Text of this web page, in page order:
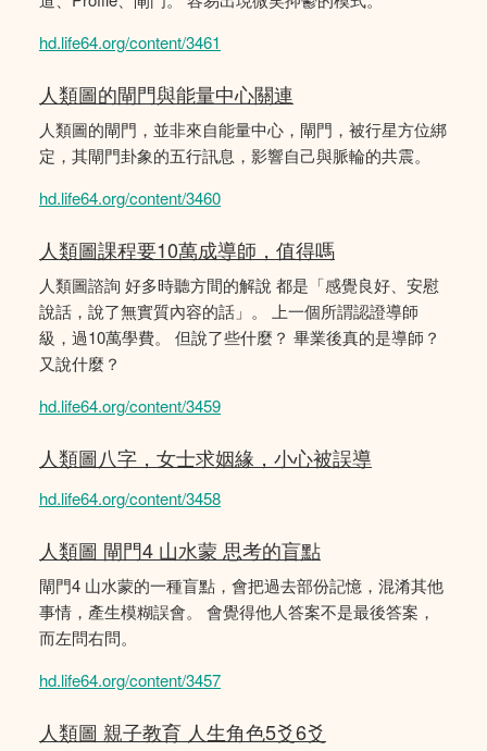
hd.life64.org/content/3461
人類圖的閘門與能量中心關連
人類圖的閘門，並非來自能量中心，閘門，被行星方位綁
定，其閘門卦象的五行訊息，影響自己與脈輪的共震。
hd.life64.org/content/3460
人類圖課程要10萬成導師，值得嗎
人類圖諮詢 好多時聽方間的解說 都是「感覺良好、安慰
說話，說了無實質內容的話」。 上一個所謂認證導師
級，過10萬學費。 但說了些什麼？ 畢業後真的是導師？
又說什麼？
hd.life64.org/content/3459
人類圖八字，女士求姻緣，小心被誤導
hd.life64.org/content/3458
人類圖 閘門4 山水蒙 思考的盲點
閘門4 山水蒙的一種盲點，會把過去部份記憶，混淆其他
事情，產生模糊誤會。 會覺得他人答案不是最後答案，
而左問右問。
hd.life64.org/content/3457
人類圖 親子教育 人生角色5爻6爻